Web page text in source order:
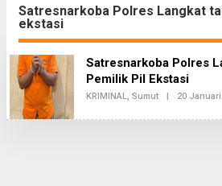
Terkait Dugaan
Satresnarkoba Polres Langkat
ekstasi
Satresnarkoba Polres
Pemilik Pil Ekstasi
KRIMINAL, Sumut | 20 Januari